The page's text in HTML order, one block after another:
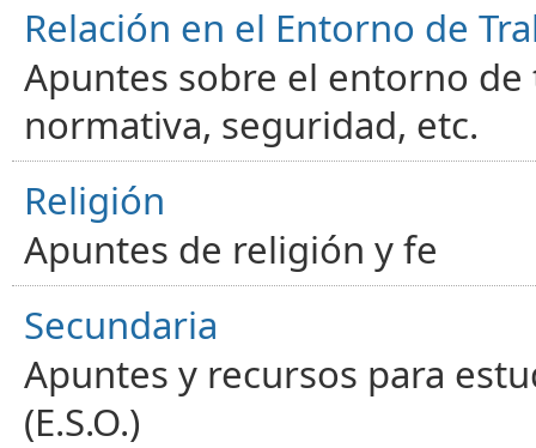
Relación en el Entorno de
Apuntes sobre el entorno
normativa, seguridad, etc.
Religión
Apuntes de religión y fe
Secundaria
Apuntes y recursos para
(E.S.O.)